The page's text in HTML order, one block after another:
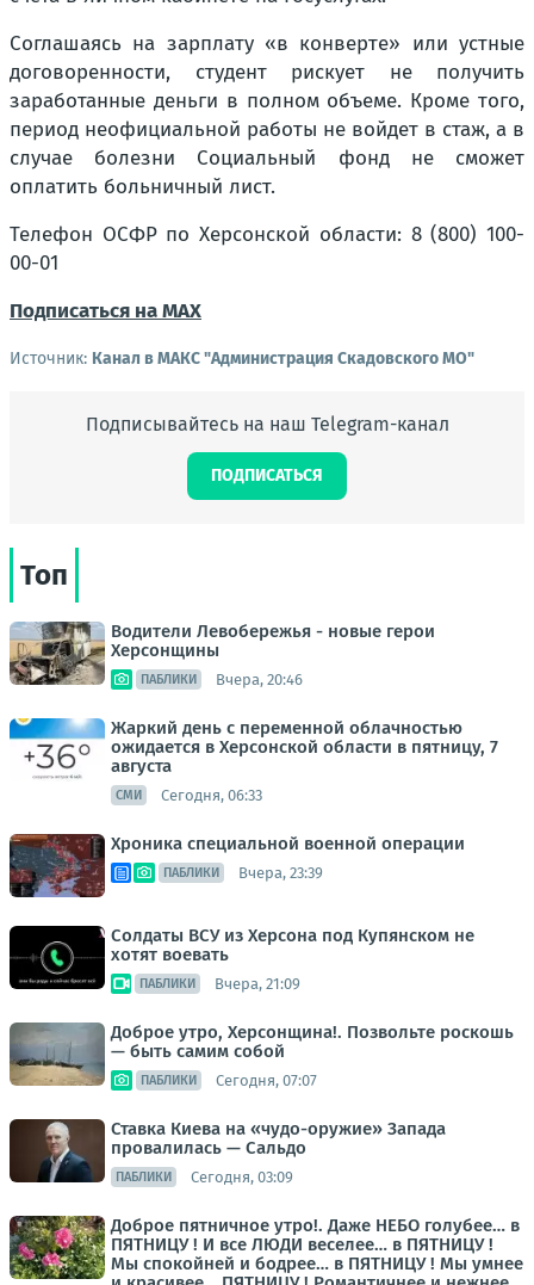
Соглашаясь на зарплату «в конверте» или устные
договоренности, студент рискует не получить
заработанные деньги в полном объеме. Кроме того,
период неофициальной работы не войдет в стаж, а в
случае болезни Социальный фонд не сможет
оплатить больничный лист.
Телефон ОСФР по Херсонской области: 8 (800) 100-
00-01
Подписаться на MAX
Источник: Канал в МАКС "Администрация Скадовского МО"
Подписывайтесь на наш Telegram-канал
ПОДПИСАТЬСЯ
Топ
Водители Левобережья - новые герои
Херсонщины
ПАБЛИКИ Вчера, 20:46
Жаркий день с переменной облачностью
ожидается в Херсонской области в пятницу, 7
августа
СМИ Сегодня, 06:33
Хроника специальной военной операции
ПАБЛИКИ Вчера, 23:39
Солдаты ВСУ из Херсона под Купянском не
хотят воевать
ПАБЛИКИ Вчера, 21:09
Доброе утро, Херсонщина!. Позвольте роскошь
— быть самим собой
ПАБЛИКИ Сегодня, 07:07
Ставка Киева на «чудо-оружие» Запада
провалилась — Сальдо
ПАБЛИКИ Сегодня, 03:09
Доброе пятничное утро!. Даже НЕБО голубее… в
ПЯТНИЦУ ! И все ЛЮДИ веселее… в ПЯТНИЦУ !
Мы спокойней и бодрее… в ПЯТНИЦУ ! Мы умнее